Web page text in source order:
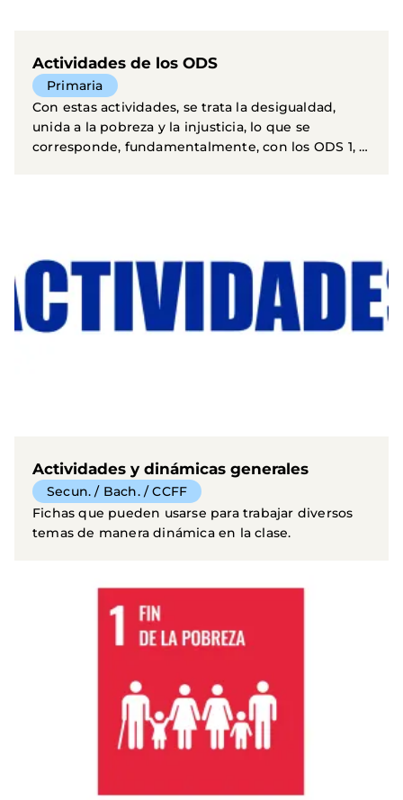
Actividades de los ODS
Primaria
Con estas actividades, se trata la desigualdad,
unida a la pobreza y la injusticia, lo que se
corresponde, fundamentalmente, con los ODS 1, 3
Actividades y dinámicas generales
Secun. / Bach. / CCFF
Fichas que pueden usarse para trabajar diversos
temas de manera dinámica en la clase.